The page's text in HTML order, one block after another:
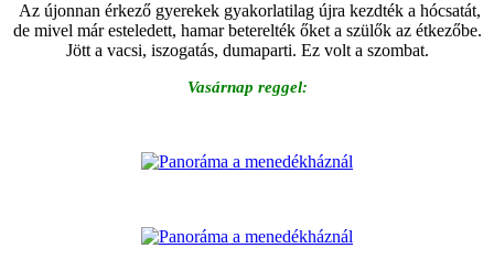
Az újonnan érkező gyerekek gyakorlatilag újra kezdték a hócsatát,
de mivel már esteledett, hamar beterelték őket a szülők az étkezőbe.
Jött a vacsi, iszogatás, dumaparti. Ez volt a szombat.
Vasárnap reggel: